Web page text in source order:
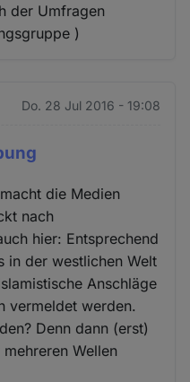
der Umfragen
)
Do. 28 Jul 2016 - 19:08
die Medien
nach
hier: Entsprechend
in der westlichen Welt
Anschläge
vermeldet werden.
Denn dann (erst)
Wellen